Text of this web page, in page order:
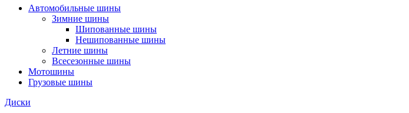
Автомобильные шины
Зимние шины
Шипованные шины
Нешипованные шины
Летние шины
Всесезонные шины
Мотошины
Грузовые шины
Диски